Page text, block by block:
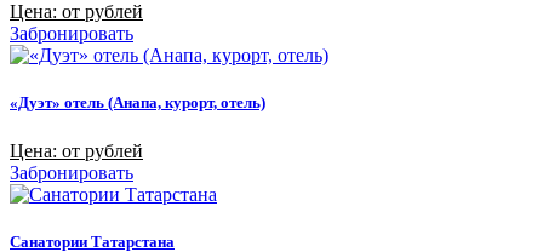
Цена: от рублей
Забронировать
«Дуэт» отель (Анапа, курорт, отель)
Цена: от рублей
Забронировать
Санатории Татарстана